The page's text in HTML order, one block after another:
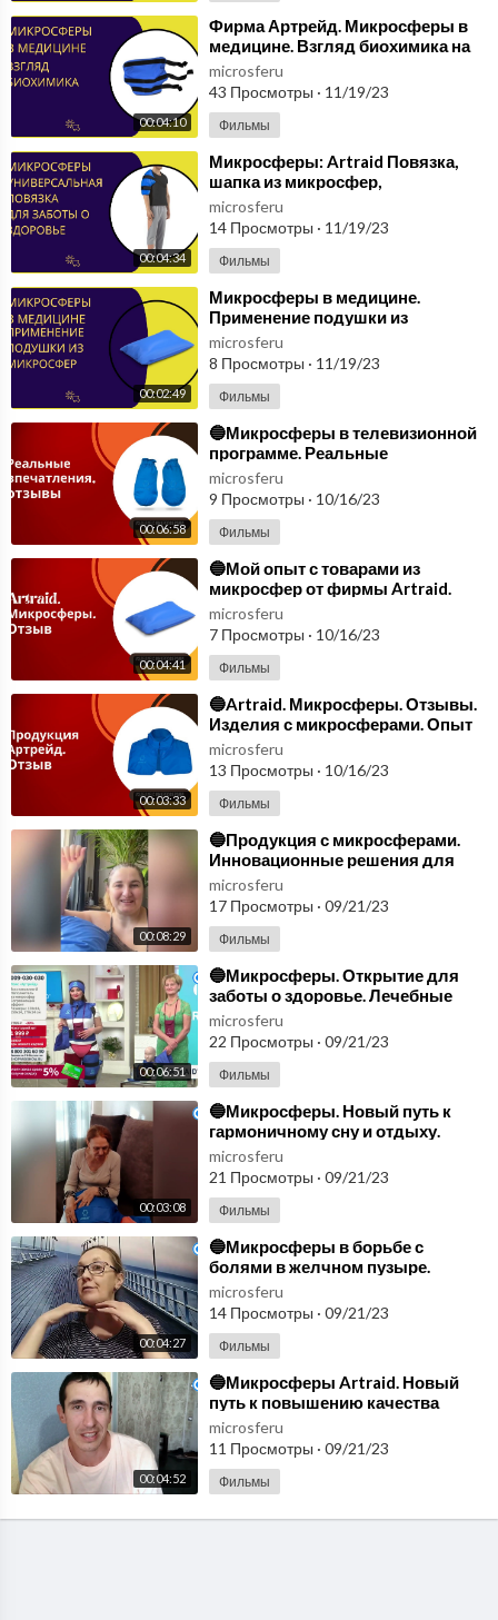
00:04:10
⁣Фирма Артрейд. Микросферы в
медицине. Взгляд биохимика на
инновации и перспективы
применения.
microsferu
43 Просмотры · 11/19/23
Фильмы
00:04:34
⁣Микросферы: Artraid Повязка,
шапка из микросфер,
универсальная повязка для
заботы о здоровье. Отзыв
microsferu
14 Просмотры · 11/19/23
Фильмы
00:02:49
⁣Микросферы в медицине.
Применение подушки из
микросфер для улучшения
комфорта и здоровья.
microsferu
8 Просмотры · 11/19/23
Фильмы
00:06:58
⁣🔵Микросферы в телевизионной
программе. Реальные
впечатления, отзывы🔵
microsferu
9 Просмотры · 10/16/23
Фильмы
00:04:41
⁣🔵Мой опыт с товарами из
микросфер от фирмы Artraid.
Микросферы🔵
microsferu
7 Просмотры · 10/16/23
Фильмы
00:03:33
⁣🔵Artraid. Микросферы. Отзывы.
Изделия с микросферами. Опыт
пользователей🔵
microsferu
13 Просмотры · 10/16/23
Фильмы
00:08:29
⁣🔵Продукция с микросферами.
Инновационные решения для
здоровья и комфорта🔵
microsferu
17 Просмотры · 09/21/23
Фильмы
00:06:51
⁣🔵Микросферы. Открытие для
заботы о здоровье. Лечебные
микросферы🔵
microsferu
22 Просмотры · 09/21/23
Фильмы
00:03:08
⁣🔵Микросферы. Новый путь к
гармоничному сну и отдыху.
Продукция Артрейд
микросферы🔵
microsferu
21 Просмотры · 09/21/23
Фильмы
00:04:27
⁣🔵Микросферы в борьбе с
болями в желчном пузыре.
Изделия из микросфер. Отзыв🔵
microsferu
14 Просмотры · 09/21/23
Фильмы
00:04:52
⁣🔵Микросферы Artraid. Новый
путь к повышению качества
жизни🔵
microsferu
11 Просмотры · 09/21/23
Фильмы